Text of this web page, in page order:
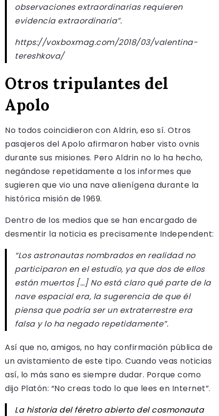
observaciones extraordinarias requieren
evidencia extraordinaria”.
https://voxboxmag.com/2018/03/valentina-
tereshkova/
Otros tripulantes del
Apolo
No todos coincidieron con Aldrin, eso sí. Otros
pasajeros del Apolo afirmaron haber visto ovnis
durante sus misiones. Pero Aldrin no lo ha hecho,
negándose repetidamente a los informes que
sugieren que vio una nave alienígena durante la
histórica misión de 1969.
Dentro de los medios que se han encargado de
desmentir la noticia es precisamente Independent:
“Los astronautas nombrados en realidad no
participaron en el estudio, ya que dos de ellos
están muertos […] No está claro qué parte de la
nave espacial era, la sugerencia de que él
piensa que podría ser un extraterrestre era
falsa y lo ha negado repetidamente”.
Así que no, amigos, no hay confirmación pública de
un avistamiento de este tipo. Cuando veas noticias
así, lo más sano es siempre dudar. Porque como
dijo Platón: “No creas todo lo que lees en Internet”.
La historia del féretro abierto del cosmonauta